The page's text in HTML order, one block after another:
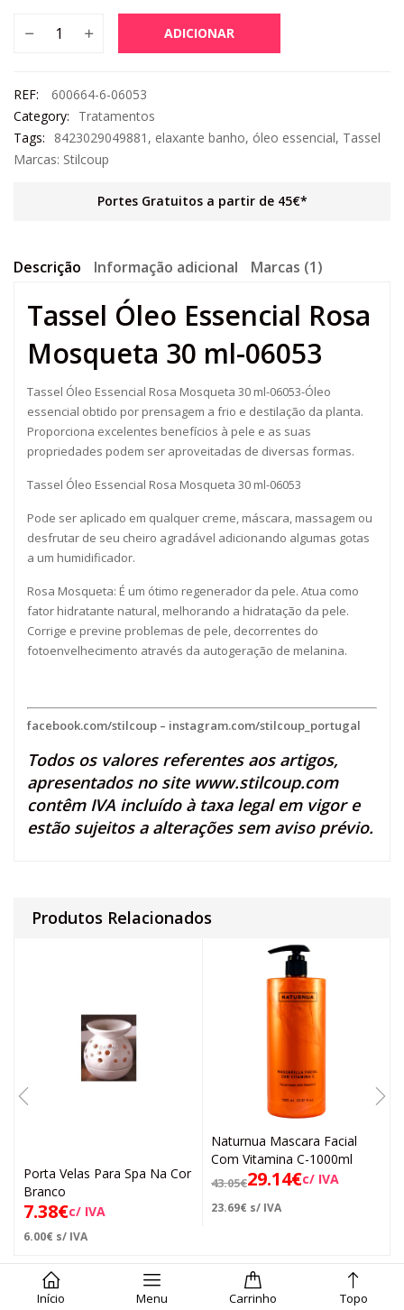
Início Menu Carrinho Topo
ADICIONAR
REF:
600664-6-06053
Category:
Tratamentos
Tags:
8423029049881 , elaxante banho, óleo essencial, Tassel
Marcas: Stilcoup
Portes Gratuitos a partir de 45€*
Descrição Informação adicional Marcas (1)
Tassel Óleo Essencial Rosa
Mosqueta 30 ml-06053
Tassel Óleo Essencial Rosa Mosqueta 30 ml-06053-Óleo
essencial obtido por prensagem a frio e destilação da planta.
Proporciona excelentes benefícios à pele e as suas
propriedades podem ser aproveitadas de diversas formas.
Tassel Óleo Essencial Rosa Mosqueta 30 ml-06053
Pode ser aplicado em qualquer creme, máscara, massagem ou
desfrutar de seu cheiro agradável adicionando algumas gotas
a um humidificador.
Rosa Mosqueta: É um ótimo regenerador da pele. Atua como
fator hidratante natural, melhorando a hidratação da pele.
Corrige e previne problemas de pele, decorrentes do
fotoenvelhecimento através da autogeração de melanina.
facebook.com/stilcoup – instagram.com/stilcoup_portugal
Todos os valores referentes aos artigos,
apresentados no site www.stilcoup.com
contêm IVA incluído à taxa legal em vigor e
estão sujeitos a alterações sem aviso prévio.
Produtos Relacionados
Porta Velas Para Spa Na Cor
Branco
7.38€c/ IVA
6.00€ s/ IVA
Naturnua Mascara Facial
Com Vitamina C-1000ml
43.05€29.14€c/ IVA
23.69€ s/ IVA